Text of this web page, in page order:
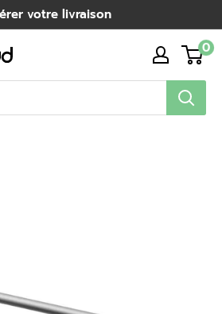
votre livraison
0